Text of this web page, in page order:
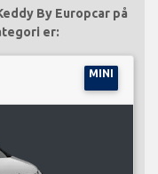
By Europcar på
er:
MINI